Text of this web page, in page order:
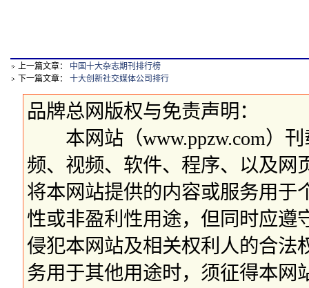
上一篇文章： 中国十大杂志期刊排行榜
下一篇文章： 十大创新社交媒体公司排行
品牌总网版权与免责声明：
本网站（www.ppzw.com）刊
频、视频、软件、程序、以及网
将本网站提供的内容或服务用于
性或非盈利性用途，但同时应遵
侵犯本网站及相关权利人的合法
务用于其他用途时，须征得本网